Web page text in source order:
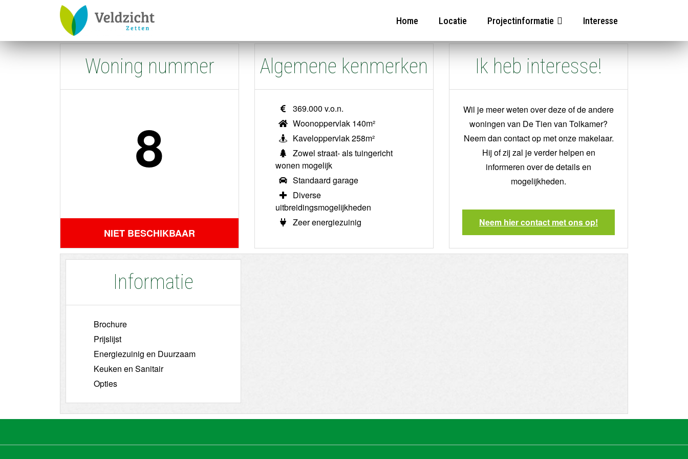
Home Locatie Projectinformatie Interesse
Klik op een woning in onderstaande interactieve afbeelding om meer informatie over die specifieke woning te bekijken.
Woning nummer
8
NIET BESCHIKBAAR
Algemene kenmerken
369.000 v.o.n.
Woonoppervlak 140m²
Kaveloppervlak 258m²
Zowel straat- als tuingericht
wonen mogelijk
Standaard garage
Diverse
uitbreidingsmogelijkheden
Zeer energiezuinig
Ik heb interesse!
Wil je meer weten over deze of de andere
woningen van De Tien van Tolkamer?
Neem dan contact op met onze makelaar.
Hij of zij zal je verder helpen en
informeren over de details en
mogelijkheden.
Neem hier contact met ons op!
Informatie
Brochure
Prijslijst
Energiezuinig en Duurzaam
Keuken en Sanitair
Opties